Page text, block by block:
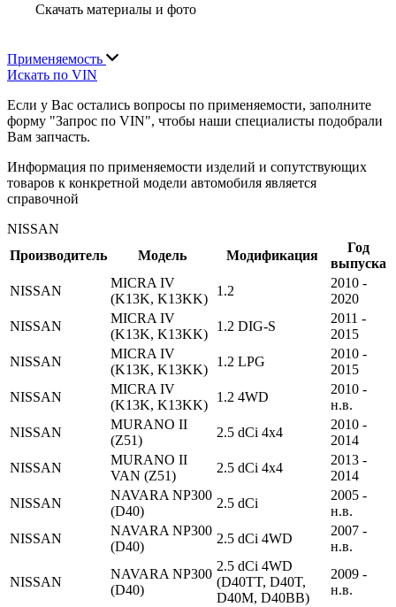
Скачать материалы и фото
Применяемость
Искать по VIN
Если у Вас остались вопросы по применяемости, заполните
форму "Запрос по VIN", чтобы наши специалисты подобрали
Вам запчасть.
Информация по применяемости изделий и сопутствующих
товаров к конкретной модели автомобиля является
справочной
NISSAN
Производитель
Модель Модификация
Год
выпуска
NISSAN
MICRA IV
(K13K, K13KK)
1.2
2010 -
2020
NISSAN
MICRA IV
(K13K, K13KK)
1.2 DIG-S
2011 -
2015
NISSAN
MICRA IV
(K13K, K13KK)
1.2 LPG
2010 -
2015
NISSAN
MICRA IV
(K13K, K13KK)
1.2 4WD
2010 -
н.в.
NISSAN
MURANO II
(Z51)
2.5 dCi 4x4
2010 -
2014
NISSAN
MURANO II
VAN (Z51)
2.5 dCi 4x4
2013 -
2014
NISSAN
NAVARA NP300
(D40)
2.5 dCi
2005 -
н.в.
NISSAN
NAVARA NP300
(D40)
2.5 dCi 4WD
2007 -
н.в.
NISSAN
NAVARA NP300
(D40)
2.5 dCi 4WD
(D40TT, D40T,
D40M, D40BB)
2009 -
н.в.